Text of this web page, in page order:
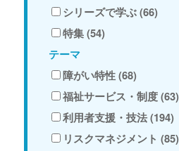
シリーズで学ぶ (66)
特集 (54)
テーマ
障がい特性 (68)
福祉サービス・制度 (63)
利用者支援・技法 (194)
リスクマネジメント (85)